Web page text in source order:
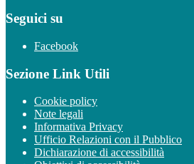
Seguici su
Facebook
Sezione Link Utili
Cookie policy
Note legali
Informativa Privacy
Ufficio Relazioni con il Pubblico
Dichiarazione di accessibilità